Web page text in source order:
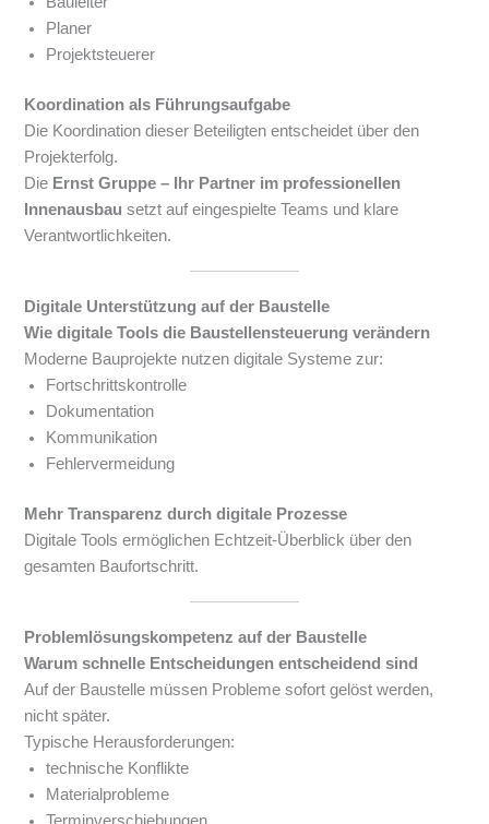
Planer
Projektsteuerer
Koordination als Führungsaufgabe
Die Koordination dieser Beteiligten entscheidet über den
Projekterfolg.
Die Ernst Gruppe – Ihr Partner im professionellen
Innenausbau setzt auf eingespielte Teams und klare
Verantwortlichkeiten.
Digitale Unterstützung auf der Baustelle
Wie digitale Tools die Baustellensteuerung verändern
Moderne Bauprojekte nutzen digitale Systeme zur:
Fortschrittskontrolle
Dokumentation
Kommunikation
Fehlervermeidung
Mehr Transparenz durch digitale Prozesse
Digitale Tools ermöglichen Echtzeit-Überblick über den
gesamten Baufortschritt.
Problemlösungskompetenz auf der Baustelle
Warum schnelle Entscheidungen entscheidend sind
Auf der Baustelle müssen Probleme sofort gelöst werden,
nicht später.
Typische Herausforderungen:
technische Konflikte
Materialprobleme
Terminverschiebungen